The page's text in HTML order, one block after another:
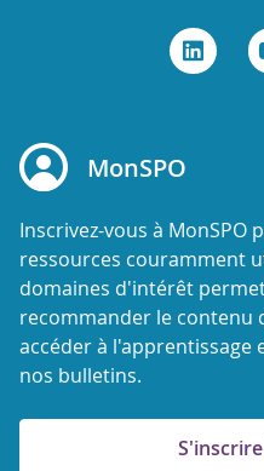
MonSPO
Inscrivez-vous à MonSPO
ressources couramment
domaines d'intérêt
recommander le contenu
accéder à l'apprentissage
nos bulletins.